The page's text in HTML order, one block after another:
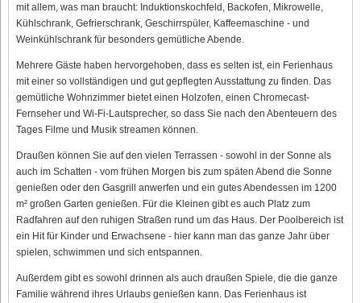
mit allem, was man braucht: Induktionskochfeld, Backofen, Mikrowelle,
Kühlschrank, Gefrierschrank, Geschirrspüler, Kaffeemaschine - und
Weinkühlschrank für besonders gemütliche Abende.
Mehrere Gäste haben hervorgehoben, dass es selten ist, ein Ferienhaus
mit einer so vollständigen und gut gepflegten Ausstattung zu finden. Das
gemütliche Wohnzimmer bietet einen Holzofen, einen Chromecast-
Fernseher und Wi-Fi-Lautsprecher, so dass Sie nach den Abenteuern des
Tages Filme und Musik streamen können.
Draußen können Sie auf den vielen Terrassen - sowohl in der Sonne als
auch im Schatten - vom frühen Morgen bis zum späten Abend die Sonne
genießen oder den Gasgrill anwerfen und ein gutes Abendessen im 1200
m² großen Garten genießen. Für die Kleinen gibt es auch Platz zum
Radfahren auf den ruhigen Straßen rund um das Haus. Der Poolbereich ist
ein Hit für Kinder und Erwachsene - hier kann man das ganze Jahr über
spielen, schwimmen und sich entspannen.
Außerdem gibt es sowohl drinnen als auch draußen Spiele, die die ganze
Familie während ihres Urlaubs genießen kann. Das Ferienhaus ist